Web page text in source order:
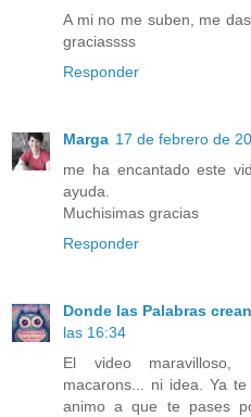
A mi no me suben, me
graciassss
Responder
Marga 17 de febrero de
me ha encantado este
ayuda.
Muchisimas gracias
Responder
Donde las Palabras
las 16:34
El video maravilloso,
macarons... ni idea. Ya
animo a que te pases